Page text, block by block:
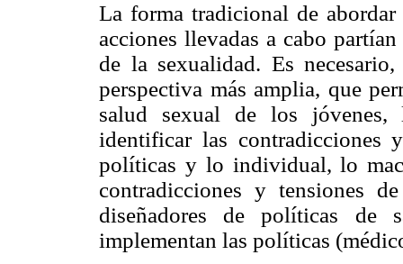
La forma tradicional de
acciones llevadas a cabo
de la sexualidad. Es
perspectiva más amplia, que
salud sexual de los jóvenes,
identificar las contradicciones
políticas y lo individual, lo
contradicciones y tensiones
diseñadores de políticas de
implementan las políticas